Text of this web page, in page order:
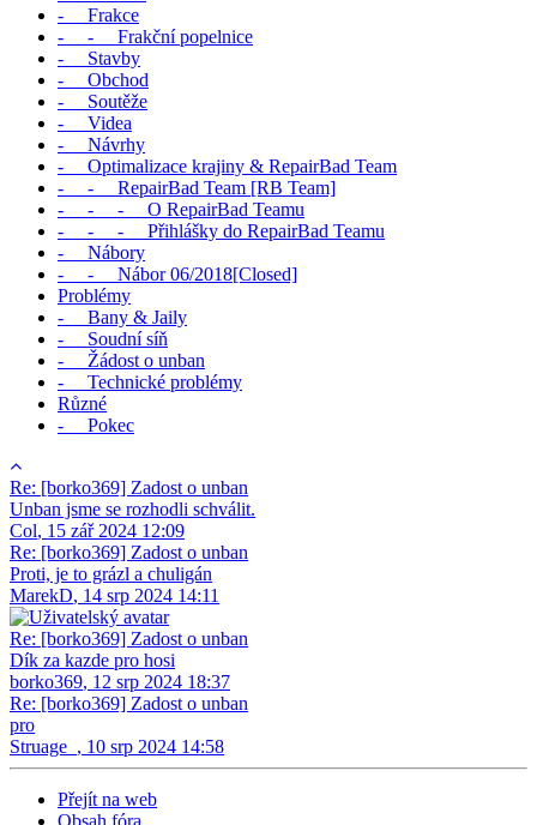
- Frakce
- - Frakční popelnice
- Stavby
- Obchod
- Soutěže
- Videa
- Návrhy
- Optimalizace krajiny & RepairBad Team
- - RepairBad Team [RB Team]
- - - O RepairBad Teamu
- - - Přihlášky do RepairBad Teamu
- Nábory
- - Nábor 06/2018[Closed]
Problémy
- Bany & Jaily
- Soudní síň
- Žádost o unban
- Technické problémy
Různé
- Pokec
Re: [borko369] Zadost o unban
Unban jsme se rozhodli schválit.
Col, 15 zář 2024 12:09
Re: [borko369] Zadost o unban
Proti, je to grázl a chuligán
MarekD, 14 srp 2024 14:11
Re: [borko369] Zadost o unban
Dík za kazde pro hosi
borko369, 12 srp 2024 18:37
Re: [borko369] Zadost o unban
pro
Struage_ , 10 srp 2024 14:58
Přejít na web
Obsah fóra